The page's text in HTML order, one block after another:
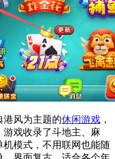
港风为主题的休闲游戏 ，
游戏收录了斗地主、麻
模式，不用联网也能随